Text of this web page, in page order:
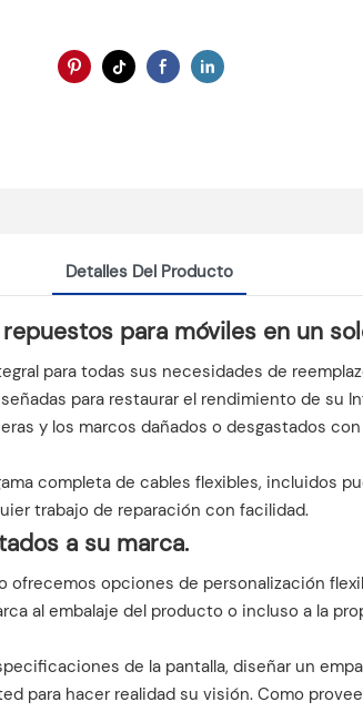
Detalles Del Producto
para móviles en un
para todas sus necesidades de
para restaurar el rendimiento de su
y los marcos dañados o desgastados
completa de cables flexibles, incluidos
trabajo de reparación con facilidad.
a su marca.
opciones de personalización
al embalaje del producto o incluso a la
de la pantalla, diseñar un
para hacer realidad su visión. Como